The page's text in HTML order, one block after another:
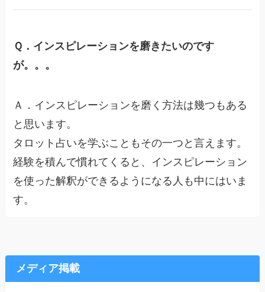
Ｑ．インスピレーションを磨きたいのです
が。。。
Ａ．インスピレーションを磨く方法は幾つもある
と思います。
タロット占いを学ぶこともその一つと言えます。
経験を積んで慣れてくると、インスピレーション
を使った解釈ができるようになる人も中にはいま
す。
メディア掲載